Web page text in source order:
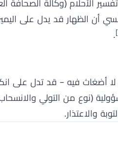
أن الظهار قد يدل على
.
أضغاث فيه – قد تدل على
(نوع من التولي
والاعتذار.